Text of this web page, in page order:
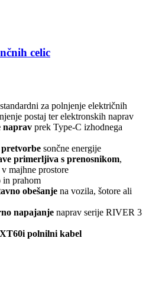
celic
standardni za polnjenje električnih
postaj ter elektronskih naprav
naprav prek Type-C izhodnega
sončne energije
primerljiva s prenosnikom,
majhne prostore
in prahom
obešanje na vozila, šotore ali
napajanje naprav serije RIVER 3
polnilni kabel